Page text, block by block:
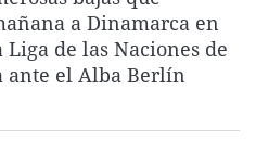
La rosa de los vientos
Gente viajera
Caso
Retornados
Operación Viuda
Extremadura
Galicia
Navarra
Virales
Televisión
a Dinamarca en
de las Naciones de
ante el Alba Berlín